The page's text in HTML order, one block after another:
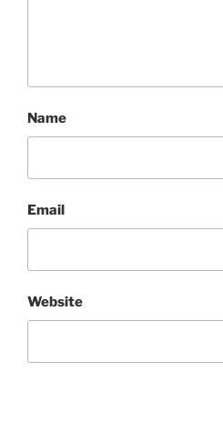
Name
Email
Website